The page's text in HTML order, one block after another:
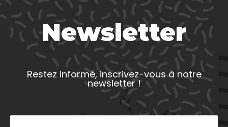
Newsletter
Restez informé, inscrivez-vous à notre
newsletter !